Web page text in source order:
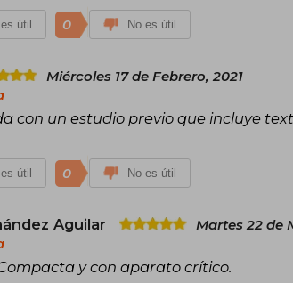
útil 0 No es útil
Miércoles 17 de Febrero, 2021
con un estudio previo que incluye
útil 0 No es útil
Aguilar
Martes 22 de
y con aparato crítico.